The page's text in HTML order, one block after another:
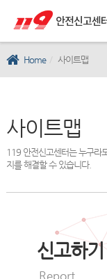
Home 사이트맵
사이트맵
119 안전신고센터는 누구라
지를 해결할 수 있습니다.
신고하기
Report